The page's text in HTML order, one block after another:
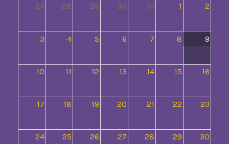
27
28 29 30 31 1 2
3 4 5 6 7 8 9
10 11 12 13 14 15 16
17 18 19 20 21 22 23
24 25 26 27 28 29 30